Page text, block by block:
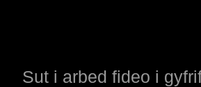
Sut i arbed fideo i